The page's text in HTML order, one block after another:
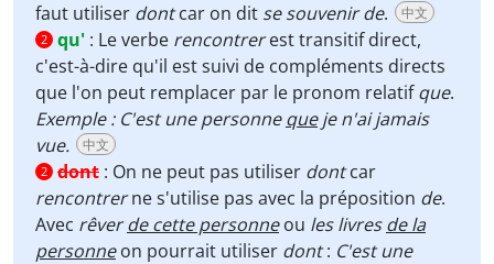
faut utiliser dontcar on dit se souvenir de. 中文
2 qu' : Le verbe rencontrerest transitif direct,
c'est-à-dire qu'il est suivi de compléments directs
que l'on peut remplacer par le pronom relatifque.
Exemple : C'est une personnequeje n'ai jamais
vue.
中文
2 dont : On ne peut pas utiliser dontcar
rencontrerne s'utilise pas avec la préposition de.
Avec rêverde cette personneou les livresde la
personneon pourrait utiliser dont: C'est une